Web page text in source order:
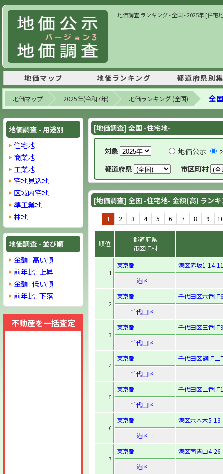
地価調査 ランキング - 全国 - 2025年 [住宅
地価マップ 地価ランキング 都道府県別
地価マップ 2025年(令和7年) 地価ランキング (全国) 全
地価調査 - 用途別
住宅地
商業地
工業地
宅地見込地
区域内宅地
準工業地
林地
地価調査 - 並び順
金額 : 高い順
前年比 : 上昇
金額 : 低い順
前年比 : 下落
不動産を一括査定
[地価調査] 全国 -住宅地-
対象 地価公示
都道府県
市区町村
[地価調査] 全国 -住宅地- 金額(高) ラン
1 2 3 4 5 6 7 8 9
順位
都道府県
市区町村
1
東京都
港区赤坂1-14-11
港区
2
東京都
千代田区六番町
千代田区
3
東京都
千代田区三番町
千代田区
4
東京都
千代田区麹町二
千代田区
5
東京都
千代田区二番町
千代田区
6
東京都
港区六本木5-
港区
7
東京都
港区南青山4-
港区